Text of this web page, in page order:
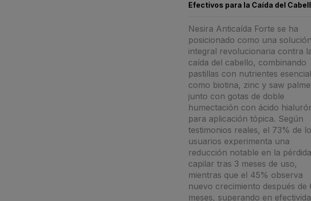
Efectivos para la Caída del
Nesira Anticaída Forte se ha
posicionado como una solución
integral revolucionaria contra
caída del cabello, combinando
pastillas con nutrientes
como biotina, zinc y saw
junto con gotas de doble
humectación con ácido
para aplicación tópica. Según
testimonios reales, el 73% de
usuarios experimenta una
reducción notable en la pérdida
capilar tras 3 meses de uso,
mientras que el 45% observa
nuevo crecimiento después de
meses, superando en